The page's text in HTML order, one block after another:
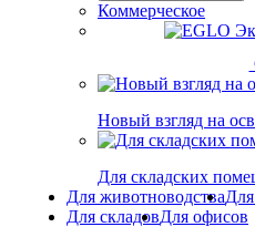
Коммерческое
Новый взгляд на
Для складских
Для животноводства
Для складовДля офисов